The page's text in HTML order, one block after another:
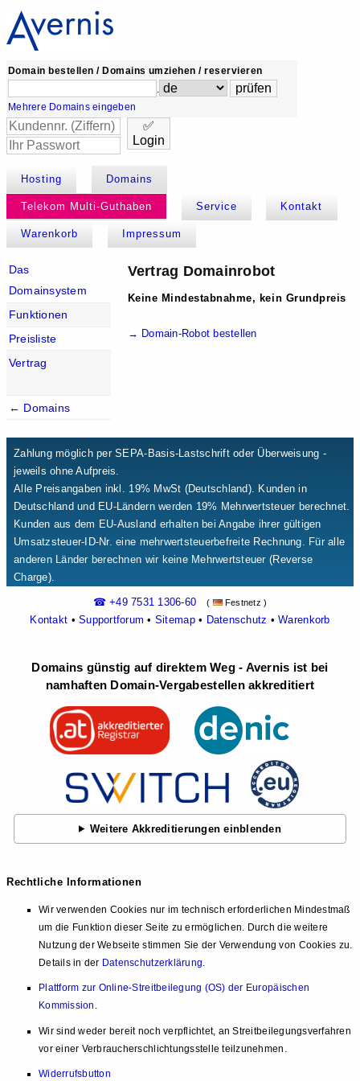
Domain bestellen / Domains umziehen / reservieren
.
Mehrere Domains eingeben
✅
Login
Hosting Domains
Telekom Multi-Guthaben Service Kontakt
Warenkorb Impressum
Das
Domainsystem
Funktionen
Preisliste
Vertrag
← Domains
Vertrag Domainrobot
Keine Mindestabnahme, kein Grundpreis
→ Domain-Robot bestellen
Zahlung möglich per SEPA-Basis-Lastschrift oder Überweisung -
jeweils ohne Aufpreis.
Alle Preisangaben inkl. 19% MwSt (Deutschland). Kunden in
Deutschland und EU-Ländern werden 19% Mehrwertsteuer berechnet.
Kunden aus dem EU-Ausland erhalten bei Angabe ihrer gültigen
Umsatzsteuer-ID-Nr. eine mehrwertsteuerbefreite Rechnung. Für alle
anderen Länder berechnen wir keine Mehrwertsteuer (Reverse
Charge).
☎ +49 7531 1306-60 ( Festnetz )
Kontakt •Supportforum • Sitemap• Datenschutz •Warenkorb
Domains günstig auf direktem Weg - Avernis ist bei
namhaften Domain-Vergabestellen akkreditiert
Weitere Akkreditierungen einblenden
Rechtliche Informationen
Wir verwenden Cookies nur im technisch erforderlichen Mindestmaß
um die Funktion dieser Seite zu ermöglichen. Durch die weitere
Nutzung der Webseite stimmen Sie der Verwendung von Cookies zu.
Details in der Datenschutzerklärung
Plattform zur Online-Streitbeilegung (OS) der Europäischen
Kommission .
Wir sind weder bereit noch verpflichtet, an Streitbeilegungsverfahren
vor einer Verbraucherschlichtungsstelle teilzunehmen.
Widerrufsbutton